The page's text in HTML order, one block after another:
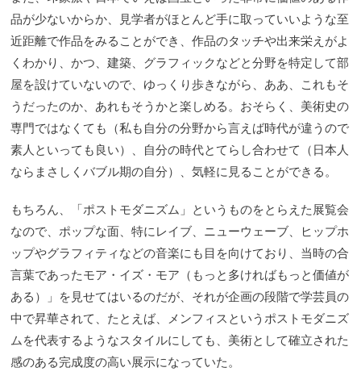
品が少ないからか、見学者がほとんど手に取っていいような至
近距離で作品をみることができ、作品のタッチや出来栄えがよ
くわかり、かつ、建築、グラフィックなどと分野を特定して部
屋を設けていないので、ゆっくり歩きながら、ああ、これもそ
うだったのか、あれもそうかと楽しめる。おそらく、美術史の
専門ではなくても（私も自分の分野から言えば時代が違うので
素人といっても良い）、自分の時代とてらし合わせて（日本人
ならまさしくバブル期の自分）、気軽に見ることができる。
もちろん、「ポストモダニズム」というものをとらえた展覧会
なので、ポップな面、特にレイブ、ニューウェーブ、ヒップホ
ップやグラフィティなどの音楽にも目を向けており、当時の合
言葉であったモア・イズ・モア（もっと多ければもっと価値が
ある）」を見せてはいるのだが、それが企画の段階で学芸員の
中で昇華されて、たとえば、メンフィスというポストモダニズ
ムを代表するようなスタイルにしても、美術として確立された
感のある完成度の高い展示になっていた。